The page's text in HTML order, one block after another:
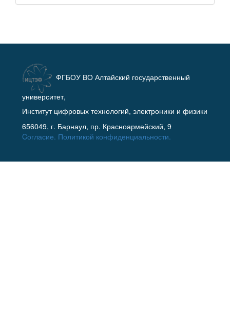
ФГБОУ ВО Алтайский государственный
университет,
Институт цифровых технологий, электроники и физики
656049, г. Барнаул, пр. Красноармейский, 9
Cогласие. Политикой конфиденциальности.